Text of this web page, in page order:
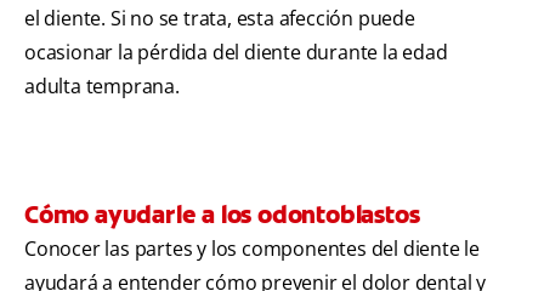
el diente. Si no se trata, esta afección puede
ocasionar la pérdida del diente durante la edad
adulta temprana.
Cómo ayudarle a los odontoblastos
Conocer las partes y los componentes del diente le
ayudará a entender cómo prevenir el dolor dental y